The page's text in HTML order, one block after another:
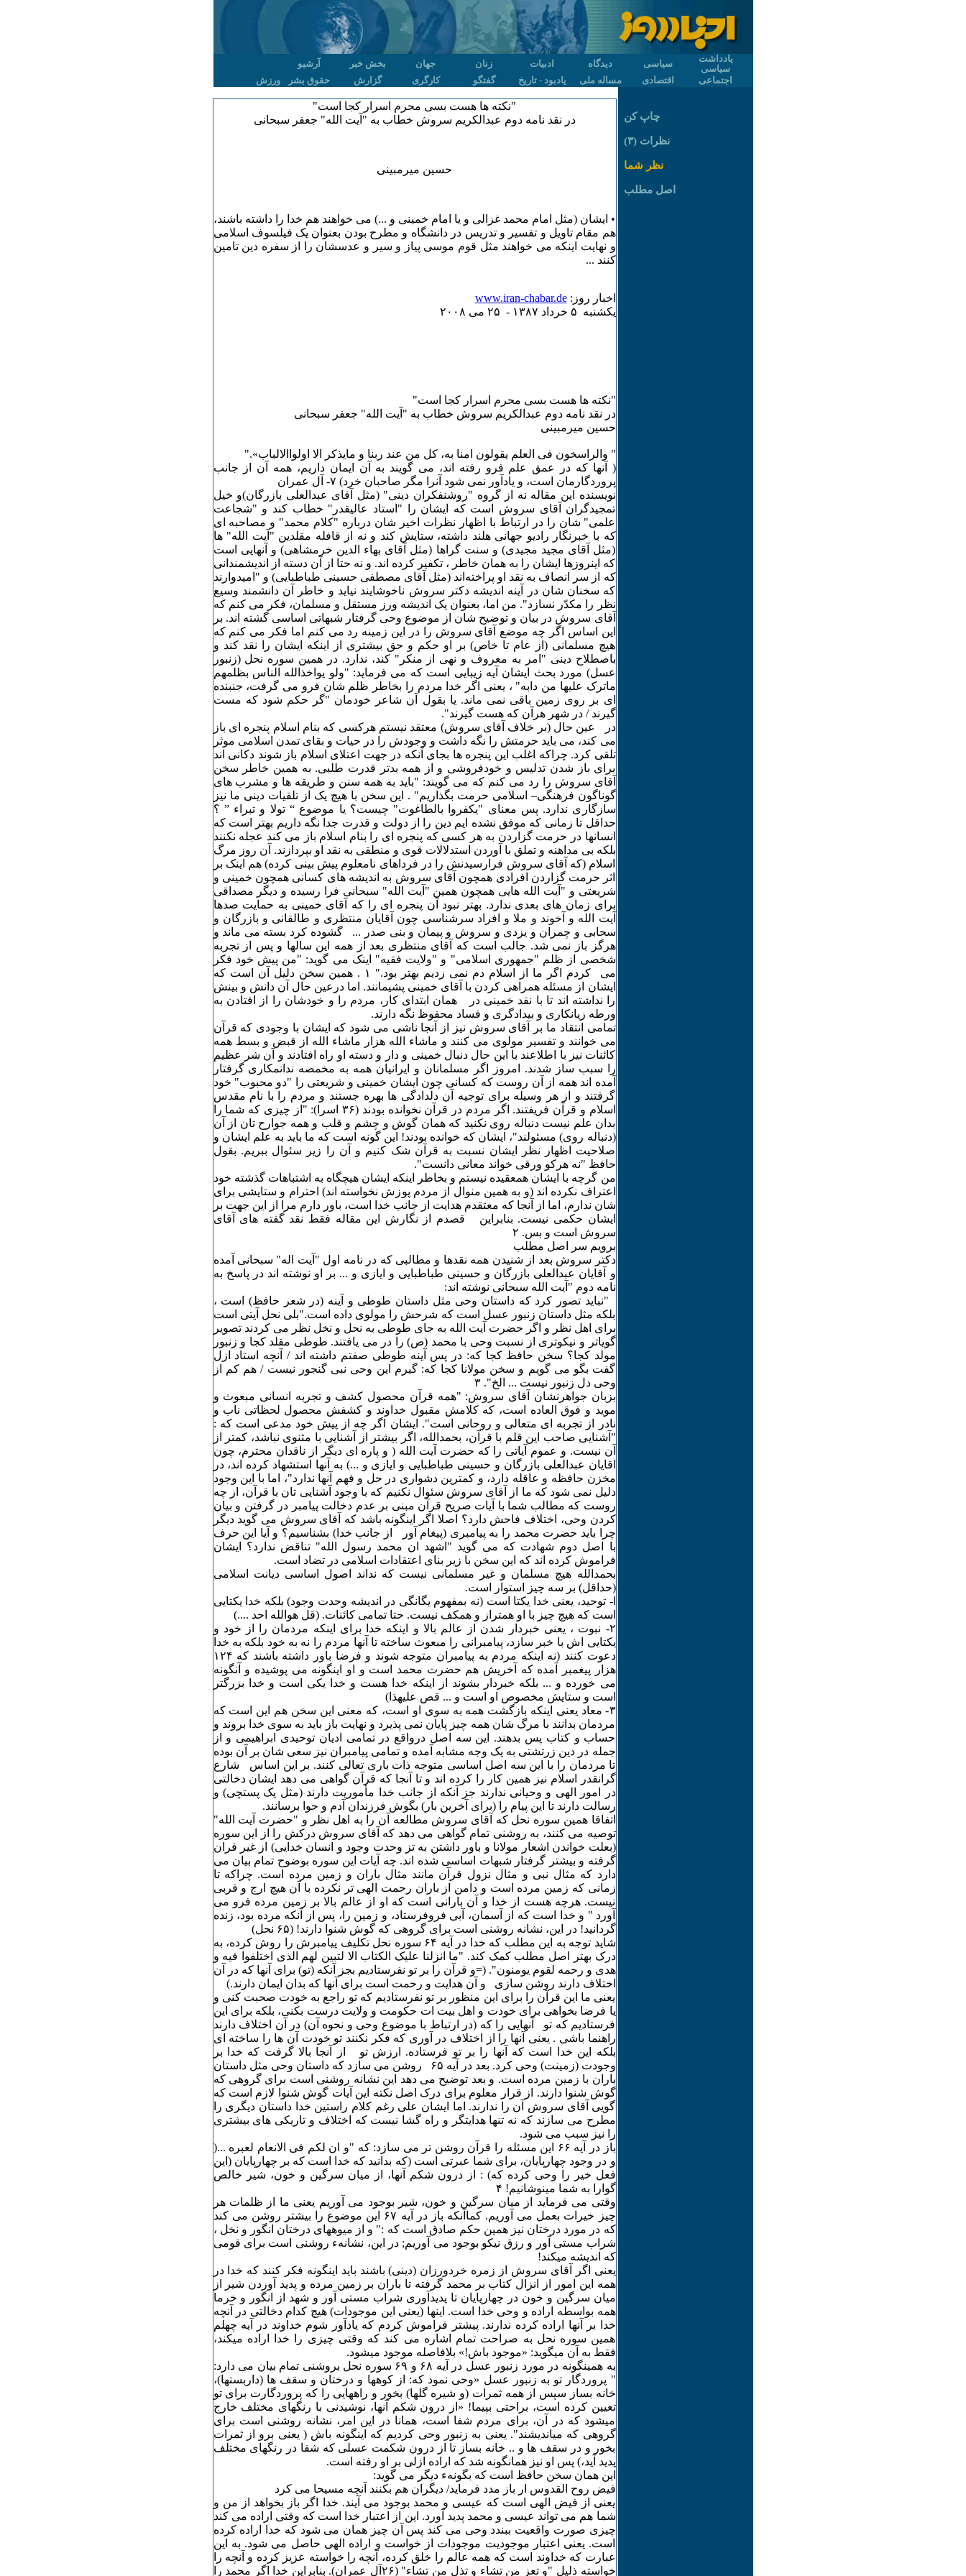
یادداشت
سیاسی
سیاسی دیدگاه ادبیات زنان جهان بخش خبر
آرشیو
اجتماعی
اقتصادی مساله ملی یادبود - تاریخ گفتگو کارگری گزارش حقوق بشر ورزش
"نکته ها هست بسی محرم اسرار کجا است"
در نقد نامه دوم عبدالکریم سروش خطاب به "آیت الله" جعفر سبحانی
حسین میرمبینی
• ایشان (مثل امام محمد غزالی و یا امام خمینی و ...) می خواهند هم خدا را داشته باشند،
هم مقام تاویل و تفسیر و تدریس در دانشگاه و مطرح بودن بعنوان یک فیلسوف اسلامی
و نهایت اینکه می خواهند مثل قوم موسی پیاز و سیر و عدسشان را از سفره دین تامین
کنند ...
اخبار روز:www.iran-chabar.de
يکشنبه ۵ خرداد ۱٣٨۷ - ۲۵ می ۲۰۰٨
"نکته ها هست بسی محرم اسرار کجا است"
در نقد نامه دوم عبدالکریم سروش خطاب به "آیت الله" جعفر سبحانی
حسین میرمبینی
" والراسخون فی العلم یقولون امنا به، کل من عند ربنا و مایذکر الا اولواالالباب»."
( آنها که در عمق علم فرو رفته اند، می گویند به آن ایمان داریم، همه آن از جانب
پروردگارمان است، و یادآور نمی شود آنرا مگر صاحبان خرد) ۷- آل عمران
نویسنده این مقاله نه از گروه "روشنفکران دینی" (مثل آقای عبدالعلی بازرگان)و خیل
تمجیدگران آقای سروش است که ایشان را "استاد عالیقدر" خطاب کند و "شجاعت
علمی" شان را در ارتباط با اظهار نظرات اخیر شان درباره "کلام محمد" و مصاحبه ای
که با خبرنگار رادیو جهانی هلند داشته، ستایش کند و نه از قافله مقلدین "آیت الله" ها
(مثل آقای مجید مجیدی) و سنت گراها (مثل آقای بهاء الدین خرمشاهی) و آنهایی است
که اینروزها ایشان را به همان خاطر ، تکفیر کرده اند. و نه حتا از آن دسته از اندیشمندانی
که از سر انصاف به نقد او پراخته‌اند (مثل آقای مصطفی حسینی طباطبایی) و "امیدوارند
که سخنان شان در آینه اندیشه دکتر سروش ناخوشایند نیاید و خاطر آن دانشمند وسیع
نظر را مکدّر نسازد". من اما، بعنوان یک اندیشه ورز مستقل و مسلمان، فکر می کنم که
آقای سروش در بیان و توضیح شان از موضوع وحی گرفتار شبهاتی اساسی گشته اند. بر
این اساس اگر چه موضع آقای سروش را در این زمینه رد می کنم اما فکر می کنم که
هیچ مسلمانی (از عام تا خاص) بر او حکم و حق بیشتری از اینکه ایشان را نقد کند و
باصطلاح دینی "امر به معروف و نهی از منکر" کند، ندارد. در همین سوره نحل (زنبور
عسل) مورد بحث ایشان آیه زیبایی است که می فرماید: "ولو یواخذالله الناس بظلمهم
ماترک علیها من دابه" ، یعنی اگر خدا مردم را بخاطر ظلم شان فرو می گرفت، جنبنده
ای بر روی زمین باقی نمی ماند. یا بقول آن شاعر خودمان "گر حکم شود که مست
گیرند / در شهر هرآن که هست گیرند".
در عین حال (بر خلاف آقای سروش) معتقد نیستم هرکسی که بنام اسلام پنجره ای باز
می کند، می باید حرمتش را نگه داشت و وجودش را در حیات و بقای تمدن اسلامی موثر
تلقی کرد. چراکه اغلب این پنجره ها بجای آنکه در جهت اعتلای اسلام باز شوند دکانی اند
برای باز شدن تدلیس و خودفروشی و از همه بدتر قدرت طلبی. به همین خاطر سخن
آقای سروش را رد می کنم که می گویند: "باید به همه سنن و طریقه ها و مشرب های
گوناگون فرهنگی– اسلامی حرمت بگذاریم" . این سخن با هیچ یک از تلقیات دینی ما نیز
سازگاری ندارد. پس معنای "یکفروا بالطاغوت" چیست؟ یا موضوع “ تولا و تبراء ” ؟
حداقل تا زمانی که موفق نشده ایم دین را از دولت و قدرت جدا نگه داریم بهتر است که
انسانها در حرمت گزاردن به هر کسی که پنجره ای را بنام اسلام باز می کند عجله نکنند
بلکه بی مداهنه و تملق با آوردن استدلالات قوی و منطقی به نقد او بپردازند. آن روز مرگ
اسلام (که آقای سروش فرارسیدنش را در فرداهای نامعلوم پیش بینی کرده) هم اینک بر
اثر حرمت گزاردن افرادی همچون آقای سروش به اندیشه های کسانی همچون خمینی و
شریعتی و "آیت الله هایی همچون همین "آیت الله" سبحانی فرا رسیده و دیگر مصداقی
برای زمان های بعدی ندارد. بهتر نبود آن پنجره ای را که آقای خمینی به حمایت صدها
آیت الله و آخوند و ملا و افراد سرشناسی چون آقایان منتظری و طالقانی و بازرگان و
سحابی و چمران و یزدی و سروش و پیمان و بنی صدر ... گشوده کرد بسته می ماند و
هرگز باز نمی شد. جالب است که آقای منتظری بعد از همه این سالها و پس از تجربه
شخصی از ظلم "جمهوری اسلامی" و "ولایت فقیه" اینک می گوید: "من پیش خود فکر
می ‎ کردم اگر ما از اسلام دم‏ ‏نمی زدیم بهتر بود." ۱ . همین سخن دلیل آن است که
ایشان از مسئله همراهی کردن با آقای خمینی پشیمانند. اما درعین حال آن دانش و بینش
را نداشته اند تا با نقد خمینی در همان ابتدای کار، مردم را و خودشان را از افتادن به
ورطه زیانکاری و بیدادگری و فساد محفوظ نگه دارند.
تمامی انتقاد ما بر آقای سروش نیز از آنجا ناشی می شود که ایشان با وجودی که قرآن
می خوانند و تفسیر مولوی می کنند و ماشاء الله هزار ماشاء الله از قبض و بسط همه
کائنات نیز با اطلاعند با این حال دنبال خمینی و دار و دسته او راه افتادند و آن شر عظیم
را سبب ساز شدند. امروز اگر مسلمانان و ایرانیان همه به مخمصه ندانمکاری گرفتار
آمده اند همه از آن روست که کسانی چون ایشان خمینی و شریعتی را "دو محبوب" خود
گرفتند و از هر وسیله برای توجیه آن دلدادگی ها بهره جستند و مردم را با نام مقدس
اسلام و قرآن فریفتند. اگر مردم در قرآن نخوانده بودند (٣۶ اسرا): "از چیزی که شما را
بدان علم نیست دنباله روی نکنید که همان گوش و چشم و قلب و همه جوارح تان از آن
(دنباله روی) مسئولند"، ایشان که خوانده بودند! این گونه است که ما باید به علم ایشان و
صلاحیت اظهار نظر ایشان نسبت به قرآن شک کنیم و آن را زیر سئوال ببریم. بقول
حافظ "نه هرکو ورقی خواند معانی دانست".
من گرچه با ایشان همعقیده نیستم و بخاطر اینکه ایشان هیچگاه به اشتباهات گذشته خود
اعتراف نکرده اند (و به همین منوال از مردم پوزش نخواسته اند) احترام و ستایشی برای
شان ندارم، اما از آنجا که معتقدم هدایت از جانب خدا است، باور دارم مرا از این جهت بر
ایشان حکمی نیست. بنابراین قصدم از نگارش این مقاله فقط نقد گفته های آقای
سروش است و بس. ۲
برویم سر اصل مطلب
دکتر سروش بعد از شنیدن همه نقدها و مطالبی که در نامه اول "آیت اله" سبحانی آمده
و آقایان عبدالعلی بازرگان و حسینی طباطبایی و ایازی و ... بر او نوشته اند در پاسخ به
نامه دوم "آیت الله سبحانی نوشته اند:
"نباید تصور کرد که داستان وحی مثل داستان طوطی و آینه (در شعر حافظ) است ،
بلکه مثل داستان زنبور عسل است که شرحش را مولوی داده است."بلی نحل آیتی است
برای اهل نظر و اگر حضرت آیت الله به جای طوطی به نحل و نخل نظر می کردند تصویر
گویاتر و نیکوتری از نسبت وحی با محمد (ص) را در می یافتند. طوطی مقلد کجا و زنبور
مولد کجا؟ سخن حافظ کجا که: در پس آینه طوطی صفتم داشته اند / آنچه استاد ازل
گفت بگو می گویم و سخن مولانا کجا که: گیرم این وحی نبی گنجور نیست / هم کم از
وحی دل زنبور نیست ... الخ". ٣
بزبان جواهرنشان آقای سروش: "همه قرآن محصول کشف و تجربه انسانی مبعوث و
موید و فوق العاده است، که کلامش مقبول خداوند و کشفش محصول لحظاتی ناب و
نادر از تجربه ای متعالی و روحانی است". ایشان اگر چه از پیش خود مدعی است که :
"آشنایی صاحب این قلم با قرآن، بحمدالله، اگر بیشتر از آشنایی با مثنوی نباشد، کمتر از
آن نیست. و عموم آیاتی را که حضرت آیت الله ( و پاره ای دیگر از ناقدان محترم، چون
اقایان عبدالعلی بازرگان و حسینی طباطبایی و ایازی و ...) به آنها استشهاد کرده اند، در
مخزن حافظه و عاقله دارد، و کمترین دشواری در حل و فهم آنها ندارد"، اما با این وجود
دلیل نمی شود که ما از آقای سروش سئوال نکنیم که با وجود آشنایی تان با قرآن، از چه
روست که مطالب شما با آیات صریح قرآن مبنی بر عدم دخالت پیامبر در گرفتن و بیان
کردن وحی، اختلاف فاحش دارد؟ اصلا اگر اینگونه باشد که آقای سروش می گوید دیگر
چرا باید حضرت محمد را به پیامبری (پیغام آور از جانب خدا) بشناسیم؟ و آیا این حرف
با اصل دوم شهادت که می گوید "اشهد ان محمد رسول الله" تناقض ندارد؟ ایشان
فراموش کرده اند که این سخن با زیر بنای اعتقادات اسلامی در تضاد است.
بحمدالله هیچ مسلمان و غیر مسلمانی نیست که نداند اصول اساسی دیانت اسلامی
(حداقل) بر سه چیز استوار است.
ا- توحید، یعنی خدا یکتا است (نه بمفهوم یگانگی در اندیشه وحدت وجود) بلکه خدا یکتایی
است که هیچ چیز با او همتراز و همکف نیست. حتا تمامی کائنات. (قل هوالله احد ....)
۲- نبوت ، یعنی خبردار شدن از عالم بالا و اینکه خدا برای اینکه مردمان را از خود و
یکتایی اش با خبر سازد، پیامبرانی را مبعوث ساخته تا آنها مردم را نه به خود بلکه به خدا
دعوت کنند (نه اینکه مردم به پیامبران متوجه شوند و فرضا باور داشته باشند که ۱۲۴
هزار پیغمبر آمده که آخریش هم حضرت محمد است و او اینگونه می پوشیده و آنگونه
می خورده و ... بلکه خبردار بشوند از اینکه خدا هست و خدا یکی است و خدا بزرگتر
است و ستایش مخصوص او است و ... قص علیهذا)
٣- معاد یعنی اینکه بازگشت همه به سوی او است، که معنی این سخن هم این است که
مردمان بدانند با مرگ شان همه چیز پایان نمی پذیرد و نهایت باز باید به سوی خدا بروند و
حساب و کتاب پس بدهند. این سه اصل درواقع در تمامی ادیان توحیدی ابراهیمی و از
جمله در دین زرتشتی به یک وجه مشابه آمده و تمامی پیامبران نیز سعی شان بر آن بوده
تا مردمان را با این سه اصل اساسی متوجه ذات باری تعالی کنند. بر این اساس شارع
گرانقدر اسلام نیز همین کار را کرده اند و تا آنجا که قرآن گواهی می دهد ایشان دخالتی
در امور الهی و وحیانی ندارند جز آنکه از جانب خدا مأموریت دارند (مثل یک پستچی) و
رسالت دارند تا این پیام را (برای آخرین بار) بگوش فرزندان آدم و حوا برسانند.
اتفاقا همین سوره نحل که آقای سروش مطالعه آن را به اهل نظر و "حضرت آیت الله"
توصیه می کنند، به روشنی تمام گواهی می دهد که آقای سروش درکش را از این سوره
(بعلت خواندن اشعار مولانا و باور داشتن به تز وحدت وجود و انسان خدایی) از غیر قران
گرفته و بیشتر گرفتار شبهات اساسی شده اند. چه آیات این سوره بوضوح تمام بیان می
دارد که مثال نبی و مثال نزول قرآن مانند مثال باران و زمین مرده است. چراکه تا
زمانی که زمین مرده است و دامن از باران رحمت الهی تر نکرده با آن هیچ ارج و قربی
نیست. هرچه هست از خدا و آن بارانی است که او از عالم بالا بر زمین مرده فرو می
آورد " و خدا است که از آسمان، آبی فروفرستاد، و زمین را، پس از آنکه مرده بود، زنده
گردانید! در این، نشانه روشنی است برای گروهی که گوش شنوا دارند! (۶۵ نحل)
شاید توجه به این مطلب که خدا در آیه ۶۴ سوره نحل تکلیف پیامبرش را روش کرده، به
درک بهتر اصل مطلب کمک کند. "ما انزلنا علیک الکتاب الا لتبین لهم الذی اختلفوا فیه و
هدی و رحمه لقوم یومنون". (=و قرآن را بر تو نفرستادیم بجز آنکه (تو) برای آنها که در آن
اختلاف دارند روشن سازی و آن هدایت و رحمت است برای آنها که بدان ایمان دارند.)
یعنی ما این قرآن را برای این منظور بر تو نفرستادیم که تو راجع به خودت صحبت کنی و
یا فرضا بخواهی برای خودت و اهل بیت ات حکومت و ولایت درست بکنی، بلکه برای این
فرستادیم که تو آنهایی را که (در ارتباط با موضوع وحی و نحوه آن) در آن اختلاف دارند
راهنما باشی . یعنی آنها را از اختلاف در آوری که فکر نکنند تو خودت آن ها را ساخته ای
بلکه این خدا است که آنها را بر تو فرستاده. ارزش تو از آنجا بالا گرفت که خدا بر
وجودت (زمینت) وحی کرد. بعد در آیه ۶۵ روشن می سازد که داستان وحی مثل داستان
باران با زمین مرده است. و بعد توضیح می دهد این نشانه روشنی است برای گروهی که
گوش شنوا دارند. از قرار معلوم برای درک اصل نکته این آیات گوش شنوا لازم است که
گویی آقای سروش آن را ندارند. اما ایشان علی رغم کلام راستین خدا داستان دیگری را
مطرح می سازند که نه تنها هدایتگر و راه گشا نیست که اختلاف و تاریکی های بیشتری
را نیز سبب می شود.
باز در آیه ۶۶ این مسئله را قرآن روشن تر می سازد: که "و ان لکم فی الانعام لعبره ...(
و در وجود چهارپایان، برای شما عبرتی است (که بدانید که خدا است که بر چهارپایان (این
فعل خیر را وحی کرده که) : از درون شکم آنها، از میان سرگین و خون، شیر خالص
گوارا به شما می‏نوشانیم! ۴
وقتی می فرماید از میان سرگین و خون، شیر بوجود می آوریم یعنی ما از ظلمات هر
چیز خیرات بعمل می آوریم. کماآنکه باز در آیه ۶۷ این موضوع را بیشتر روشن می کند
که در مورد درختان نیز همین حکم صادق است که :" و از میوه‏های درختان انگور و نخل ،
شراب مستی آور و رزق نیکو بوجود می آوریم; در این، نشانهء روشنی است برای قومی
که اندیشه می‏کند!
یعنی اگر آقای سروش از زمره خردورزان (دینی) باشند باید اینگونه فکر کنند که خدا در
همه این امور از انزال کتاب بر محمد گرفته تا باران بر زمین مرده و پدید آوردن شیر از
میان سرگین و خون در چهارپایان تا پدیدآوری شراب مستی آور و شهد از انگور و خرما
همه بواسطه اراده و وحی خدا است. اینها (یعنی این موجودات) هیچ کدام دخالتی در آنچه
خدا بر آنها اراده کرده ندارند. پیشتر فراموش کردم که یادآور شوم خداوند در آیه چهلم
همین سوره نحل به صراحت تمام اشاره می کند که وقتی چیزی را خدا اراده می‏کند،
فقط به آن می‏گوید: «موجود باش!» بلافاصله موجود می‏شود.
به همینگونه در مورد زنبور عسل در آیه ۶٨ و ۶۹ سوره نحل بروشنی تمام بیان می دارد:
" پروردگار تو به زنبور عسل «وحی نمود که: از کوه‏ها و درختان و سقف ها (داربستها)،
خانه‏ بساز سپس از همه ثمرات (و شیره گلها) بخور و راه‏هایی را که پروردگارت برای تو
تعیین کرده است، براحتی بپیما! «از درون شکم آنها، نوشیدنی با رنگهای مختلف خارج
می‏شود که در آن، برای مردم شفا است، همانا در این امر، نشانه روشنی است برای
گروهی که می‏اندیشند". یعنی به زنبور وحی کردیم که اینگونه باش ( یعنی برو از ثمرات
بخور و در سقف ها و .. خانه بساز تا از درون شکمت عسلی که شفا در رنگهای مختلف
پدید آید،) پس او نیز همانگونه شد که اراده ازلی بر او رفته است.
این همان سخن حافظ است که بگونهء دیگر می گوید:
فیض روح القدوس ار باز مدد فرماید/ دیگران هم بکنند آنچه مسیحا می کرد
یعنی از فیض الهی است که عیسی و محمد بوجود می آیند. خدا اگر باز بخواهد از من و
شما هم می تواند عیسی و محمد پدید آورد. این از اعتبار خدا است که وقتی اراده می کند
چیزی صورت واقعیت ببندد وحی می کند پس آن چیز همان می شود که خدا اراده کرده
است. یعنی اعتبار موجودیت موجودات از خواست و اراده الهی حاصل می شود. به این
عبارت که خداوند است که همه عالم را خلق کرده، آنچه را خواسته عزیز کرده و آنچه را
خواسته ذلیل "و تعز من تشاء و تذل من تشاء" (۲۶آل عمران). بنابراین خدا اگر محمد را
چاپ کن
نظرات (٣)
نظر شما
اصل مطلب